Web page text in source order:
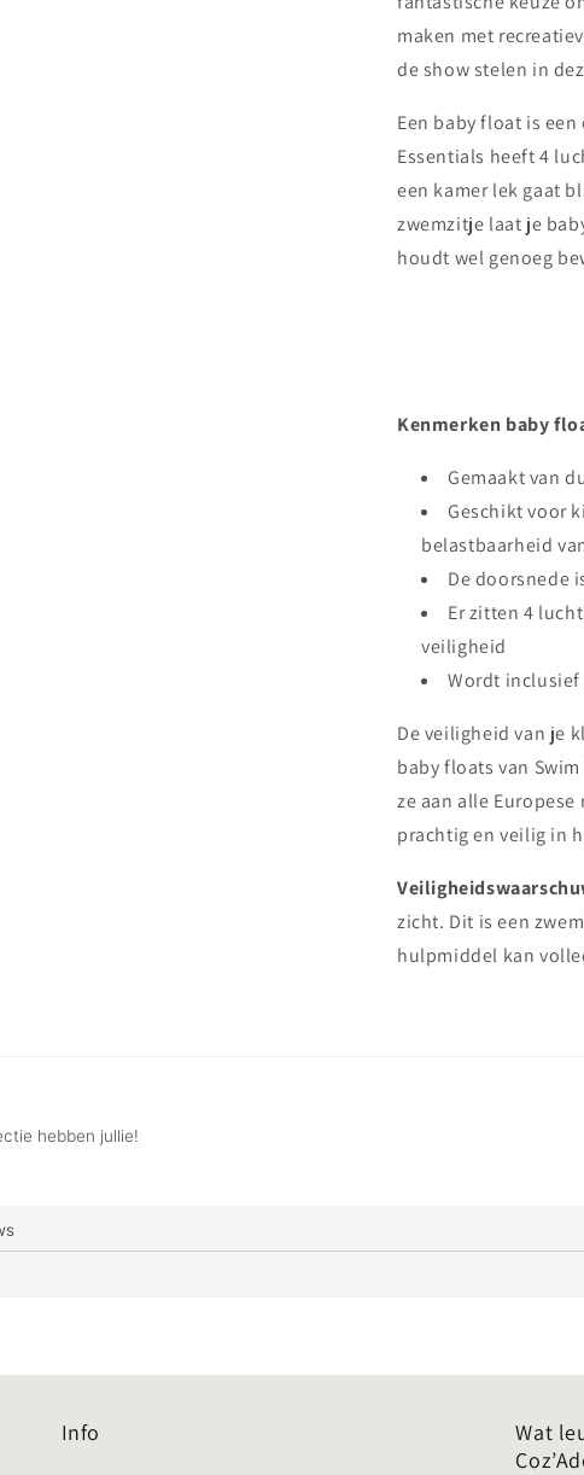
maken met
de show stelen in
Een baby float is
Essentials heeft 4
een kamer lek gaat
zwemzitje laat je
houdt wel genoeg
Kenmerken baby
Gemaakt van
Geschikt voor
belastbaarheid
De doorsnede
Er zitten 4
veiligheid
Wordt inclusief
De veiligheid van je
baby floats van
ze aan alle
prachtig en veilig in
zicht. Dit is een
hulpmiddel kan
Info
Wat